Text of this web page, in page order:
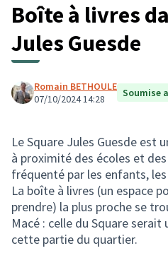
Boîte à livres
Jules Guesde
Romain BETHOULE
07/10/2024 14:28
Soumise
Le Square Jules Guesde est
à proximité des écoles et
fréquenté par les enfants,
La boîte à livres (un espace
prendre) la plus proche se
Macé : celle du Square
cette partie du quartier.